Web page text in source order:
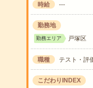
時給 ---
勤務地
勤務エリア 戸塚区
職種 テスト・評
こだわりINDEX